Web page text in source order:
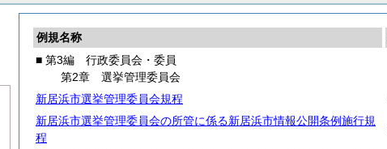
例規名称
■ 第3編 行政委員会・委員
第2章 選挙管理委員会
新居浜市選挙管理委員会規程
新居浜市選挙管理委員会の所管に係る新居浜市情報公開条例施行規
程